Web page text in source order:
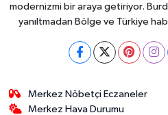
modernizmi bir araya getiriyor.
yanıltmadan Bölge ve Türkiye
Merkez Nöbetçi Eczaneler
Merkez Hava Durumu